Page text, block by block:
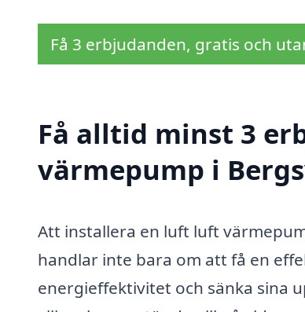
Få 3 erbjudanden, gratis och
Få alltid minst 3
värmepump i
Att installera en luft luft
handlar inte bara om att få en
energieffektivitet och sänka sina